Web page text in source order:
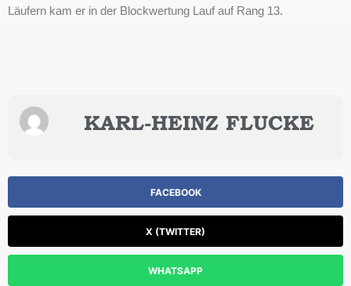
Läufern kam er in der Blockwertung Lauf auf Rang 13.
KARL-HEINZ FLUCKE
FACEBOOK
X (TWITTER)
WHATSAPP